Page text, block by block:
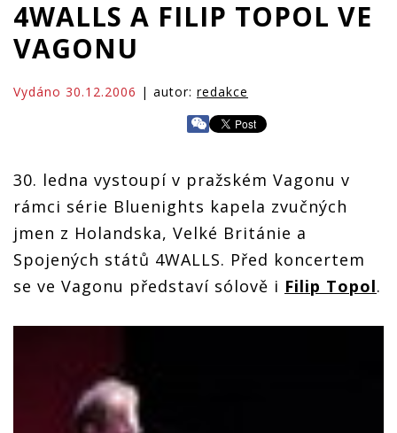
4WALLS A FILIP TOPOL VE
VAGONU
Vydáno 30.12.2006 | autor: redakce
30. ledna vystoupí v pražském Vagonu v
rámci série Bluenights kapela zvučných
jmen z Holandska, Velké Británie a
Spojených států 4WALLS. Před koncertem
se ve Vagonu představí sólově i Filip Topol.